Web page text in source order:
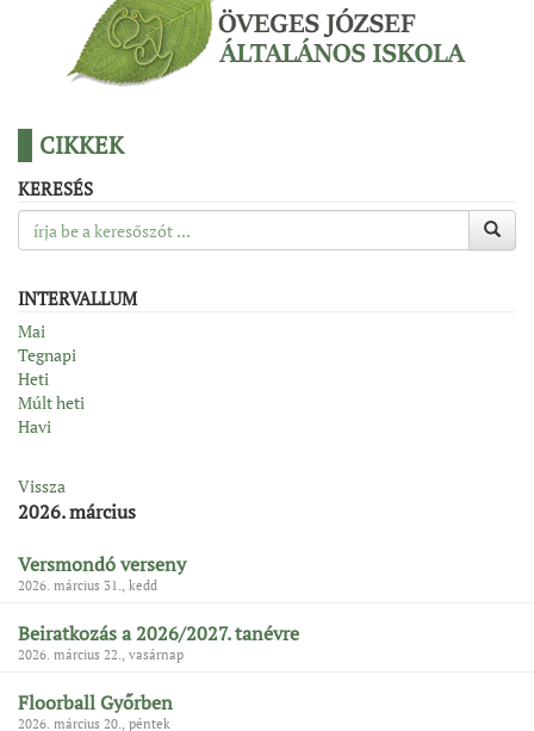
CIKKEK
KERESÉS
INTERVALLUM
Mai
Tegnapi
Heti
Múlt heti
Havi
Vissza
2026. március
Versmondó verseny
2026. március 31., kedd
Beiratkozás a 2026/2027. tanévre
2026. március 22., vasárnap
Floorball Győrben
2026. március 20., péntek